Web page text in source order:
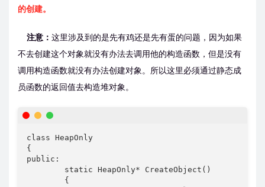
的创建。
注意： 这里涉及到的是先有鸡还是先有蛋的问题，因为如果
不去创建这个对象就没有办法去调用他的构造函数，但是没有
调用构造函数就没有办法创建对象。所以这里必须通过静态成
员函数的返回值去构造堆对象。
class HeapOnly
{
public: